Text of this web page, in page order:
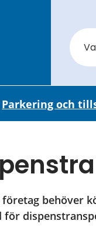
Parkering och
behöver
för